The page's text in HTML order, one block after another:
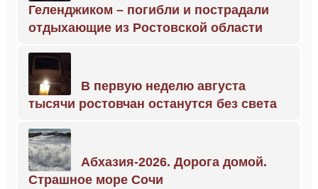
Геленджиком – погибли и пострадали
отдыхающие из Ростовской области
В первую неделю августа
тысячи ростовчан останутся без света
Абхазия-2026. Дорога домой.
Страшное море Сочи